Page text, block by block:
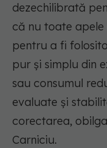
dezechilibrată
că nu toate
pentru a fi
pur și simplu din
sau consumul
evaluate și
corectarea,
Carniciu.